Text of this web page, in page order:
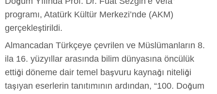
programı, Atatürk Kültür Merkezi’nde (AKM)
gerçekleştirildi.
Almancadan Türkçeye çevrilen ve Müslümanların 8.
ila 16. yüzyıllar arasında bilim dünyasına öncülük
ettiği döneme dair temel başvuru kaynağı niteliği
taşıyan eserlerin tanıtımının ardından, “100. Doğum